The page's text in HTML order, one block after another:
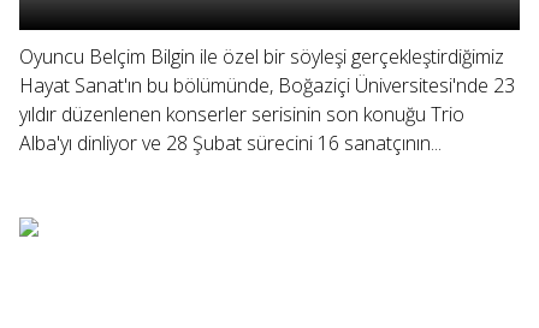
Oyuncu Belçim Bilgin ile özel bir söyleşi gerçekleştirdiğimiz
Hayat Sanat'ın bu bölümünde, Boğaziçi Üniversitesi'nde 23
yıldır düzenlenen konserler serisinin son konuğu Trio
Alba'yı dinliyor ve 28 Şubat sürecini 16 sanatçının...